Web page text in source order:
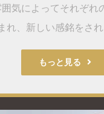
気によってそれぞれ
れ、新しい感銘をされ
もっと見る